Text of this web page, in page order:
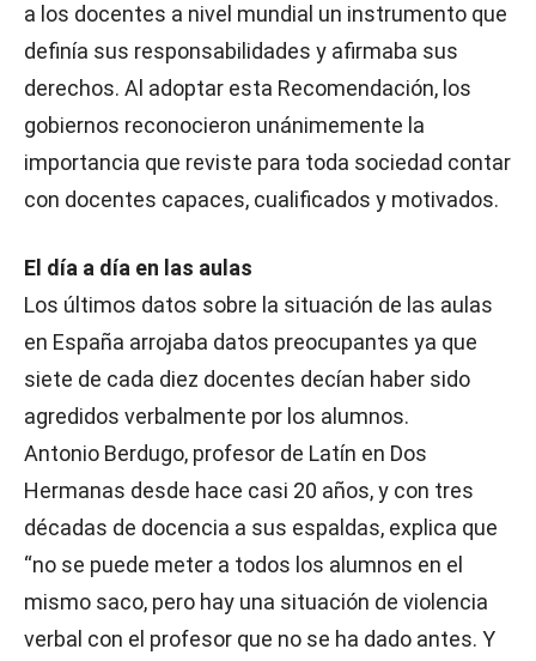
a los docentes a nivel mundial un instrumento que
definía sus responsabilidades y afirmaba sus
derechos. Al adoptar esta Recomendación, los
gobiernos reconocieron unánimemente la
importancia que reviste para toda sociedad contar
con docentes capaces, cualificados y motivados.
El día a día en las aulas
Los últimos datos sobre la situación de las aulas
en España arrojaba datos preocupantes ya que
siete de cada diez docentes decían haber sido
agredidos verbalmente por los alumnos.
Antonio Berdugo, profesor de Latín en Dos
Hermanas desde hace casi 20 años, y con tres
décadas de docencia a sus espaldas, explica que
“no se puede meter a todos los alumnos en el
mismo saco, pero hay una situación de violencia
verbal con el profesor que no se ha dado antes. Y